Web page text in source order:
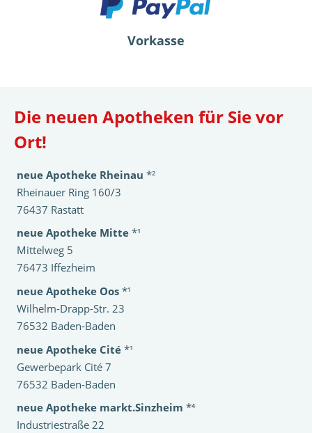
Vorkasse
Die neuen Apotheken für Sie vor
Ort!
neue Apotheke Rheinau *²
Rheinauer Ring 160/3
76437 Rastatt
neue Apotheke Mitte *¹
Mittelweg 5
76473 Iffezheim
neue Apotheke Oos *¹
Wilhelm-Drapp-Str. 23
76532 Baden-Baden
neue Apotheke Cité *¹
Gewerbepark Cité 7
76532 Baden-Baden
neue Apotheke markt.Sinzheim *⁴
Industriestraße 22